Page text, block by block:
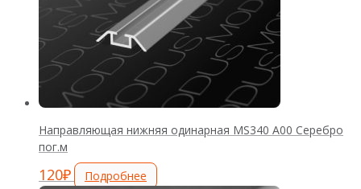
Направляющая нижняя одинарная MS340 А00 Серебро
пог.м
120₽ Подробнее